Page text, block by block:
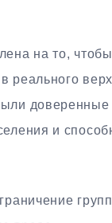
на то,
реального
и